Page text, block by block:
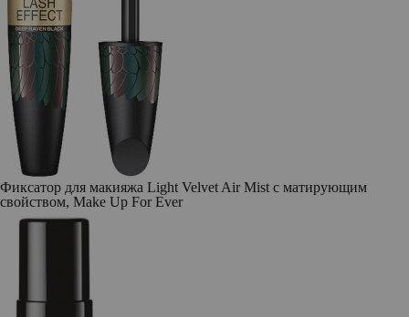
Фиксатор для макияжа Light Velvet Air Mist с матирующим
свойством, Make Up For Ever